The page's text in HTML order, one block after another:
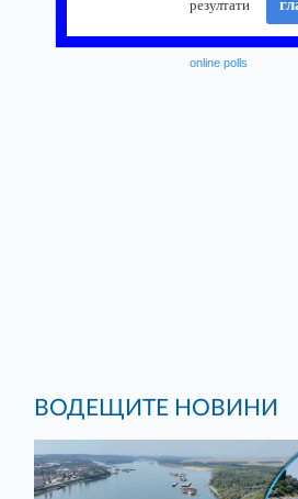
online polls
ВОДЕЩИТЕ НОВИНИ